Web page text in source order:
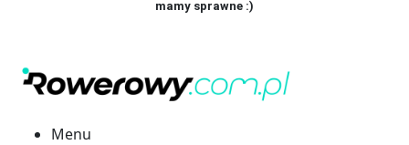
mamy sprawne :)
Menu